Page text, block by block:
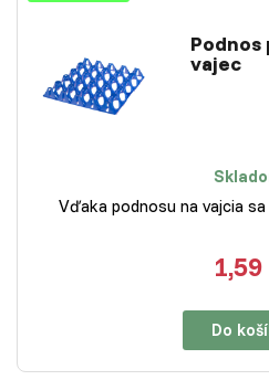
Podnos
vajec
Vďaka podnosu na vajcia
Do